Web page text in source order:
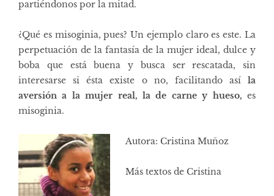
partiéndonos por la mitad.
¿Qué es misoginia, pues? Un ejemplo claro es este. La
perpetuación de la fantasía de la mujer ideal, dulce y
boba que está buena y busca ser rescatada, sin
interesarse si ésta existe o no, facilitando así la
aversión a la mujer real, la de carne y hueso, es
misoginia.
Autora: Cristina Muñoz
Más textos de Cristina